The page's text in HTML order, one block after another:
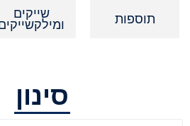
תוספות שייקים
סינון